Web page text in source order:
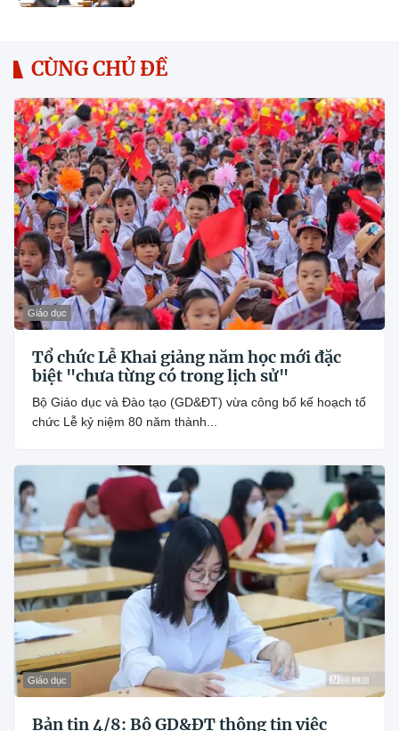
CÙNG CHỦ ĐỀ
Giáo dục
Tổ chức Lễ Khai giảng năm học mới đặc
biệt "chưa từng có trong lịch sử"
Bộ Giáo dục và Đào tạo (GD&ĐT) vừa công bố kế hoạch tổ
chức Lễ kỷ niệm 80 năm thành...
Giáo dục
Bản tin 4/8: Bộ GD&ĐT thông tin việc